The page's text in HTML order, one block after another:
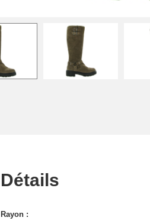
Détails
Rayon :